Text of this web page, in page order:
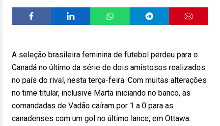
A seleção brasileira feminina de futebol perdeu para o
Canadá no último da série de dois amistosos realizados
no país do rival, nesta terça-feira. Com muitas alterações
no time titular, inclusive Marta iniciando no banco, as
comandadas de Vadão caíram por 1 a 0 para as
canadenses com um gol no último lance, em Ottawa.